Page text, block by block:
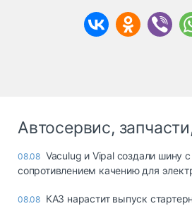
Автосервис,
08.08 Vaculug и Vipal создали шину
сопротивлением качению для
08.08 КАЗ нарастит выпуск